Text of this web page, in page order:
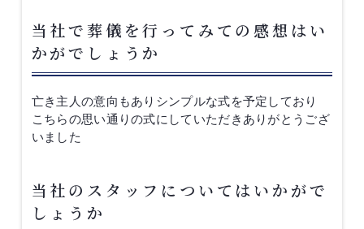
当社で葬儀を行ってみての感想はい
かがでしょうか
亡き主人の意向もありシンプルな式を予定しており
こちらの思い通りの式にしていただきありがとうござ
いました
当社のスタッフについてはいかがで
しょうか